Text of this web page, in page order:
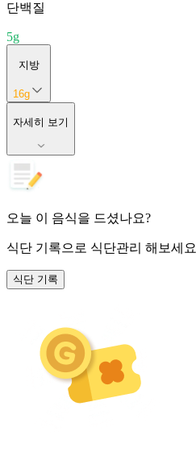
단백질
5g
지방
16g
자세히 보기
오늘 이 음식을 드셨나요?
식단 기록으로 식단관리 해보세요
식단 기록